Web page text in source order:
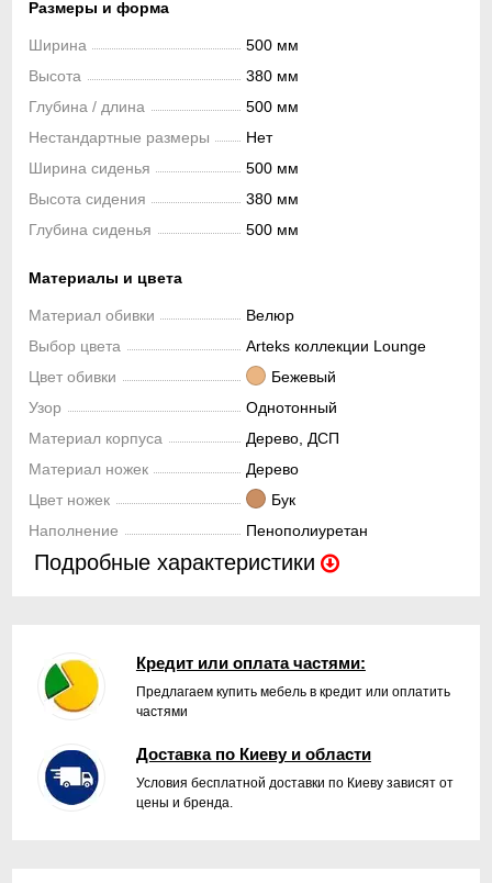
Размеры и форма
Ширина
500 мм
Высота
380 мм
Глубина / длина
500 мм
Нестандартные размеры
Нет
Ширина сиденья
500 мм
Высота сидения
380 мм
Глубина сиденья
500 мм
Материалы и цвета
Материал обивки
Велюр
Выбор цвета
Arteks коллекции Lounge
Цвет обивки
Бежевый
Узор
Однотонный
Материал корпуса
Дерево, ДСП
Материал ножек
Дерево
Цвет ножек
Бук
Наполнение
Пенополиуретан
Подробные характеристики
Кредит или оплата частями:
Предлагаем купить мебель в кредит или оплатить
частями
Доставка по Киеву и области
Условия бесплатной доставки по Киеву зависят от
цены и бренда.